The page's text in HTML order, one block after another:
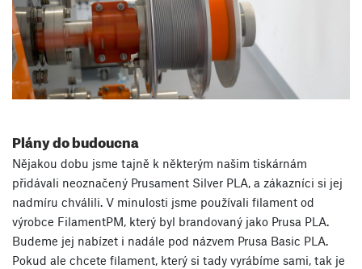
Plány do budoucna
Nějakou dobu jsme tajně k některým našim tiskárnám
přidávali neoznačený Prusament Silver PLA, a zákazníci si jej
nadmíru chválili. V minulosti jsme používali filament od
výrobce FilamentPM, který byl brandovaný jako Prusa PLA.
Budeme jej nabízet i nadále pod názvem Prusa Basic PLA.
Pokud ale chcete filament, který si tady vyrábíme sami, tak je